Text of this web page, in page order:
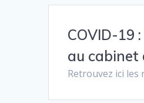
COVID-19
au cabinet
Retrouvez ici